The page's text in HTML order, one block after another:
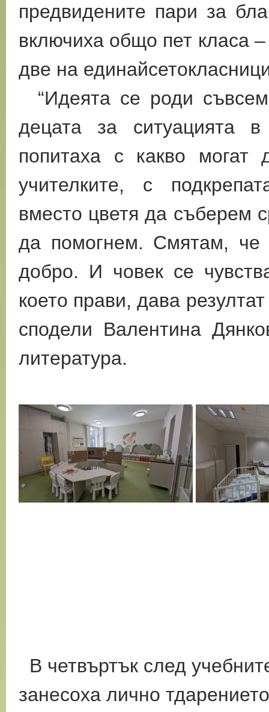
предвидените пари за
включиха общо пет класа
две на
“Идеята се роди
децата за ситуацията
попитаха с какво могат
учителките, с
вместо цветя да съберем
да помогнем. Смятам, че
добро. И човек се
което прави, дава
сподели Валентина
литература.
В четвъртък след
занесоха лично